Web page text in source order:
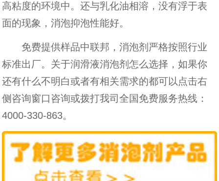
高粘度的环境中。还与乳化油相溶，没有浮于表
面的现象，消泡抑泡性能好。
免费提供样品中联邦，消泡剂严格按照行业
标准出厂。关于润滑液消泡剂怎么选择，如果你
还有什么不明白或者有相关需求的都可以点击右
侧咨询窗口咨询或拨打我司全国免费服务热线：
4000-330-863。